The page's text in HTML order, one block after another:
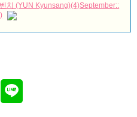
#krystaljung #kimjaewook
로 ‘도주 성공’ 《Innocent
キスまとめ
We (여전히 우리는)
치 (YUN Kyunsang)(4)September::
ン・イェスル
九尾狐外伝 制作発表会
イ・ボミ、今日（28日）結婚……
ム・ユジョン、「健康がとても回